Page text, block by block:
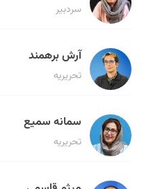
سردبیر
آرش برهمند
تحریریه
سمانه سمیع
تحریریه